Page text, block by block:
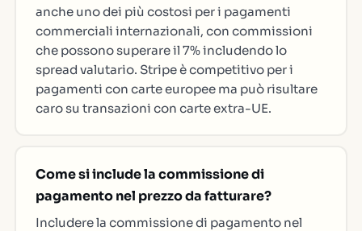
anche uno dei più costosi per i pagamenti
commerciali internazionali, con commissioni
che possono superare il 7% includendo lo
spread valutario. Stripe è competitivo per i
pagamenti con carte europee ma può risultare
caro su transazioni con carte extra-UE.
Come si include la commissione di
pagamento nel prezzo da fatturare?
Includere la commissione di pagamento nel